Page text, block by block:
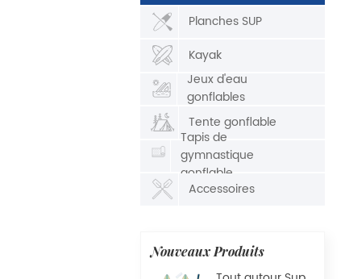
Planches SUP
Kayak
Jeux d'eau
gonflables
Tente gonflable
Tapis de
gymnastique
gonflable
Accessoires
Nouveaux Produits